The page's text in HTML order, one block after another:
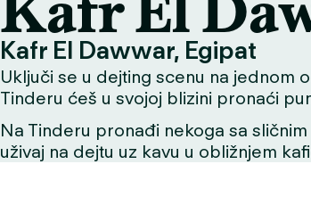
o
v
n
c
a
Kafr El Dawwar, Egipat
Uključi se u dejting scenu na jednom
Tinderu ćeš u svojoj blizini pronaći
Na Tinderu pronađi nekoga sa
uživaj na dejtu uz kavu u obližnjem